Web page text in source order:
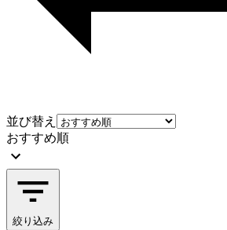
並び替え
おすすめ順
絞り込み